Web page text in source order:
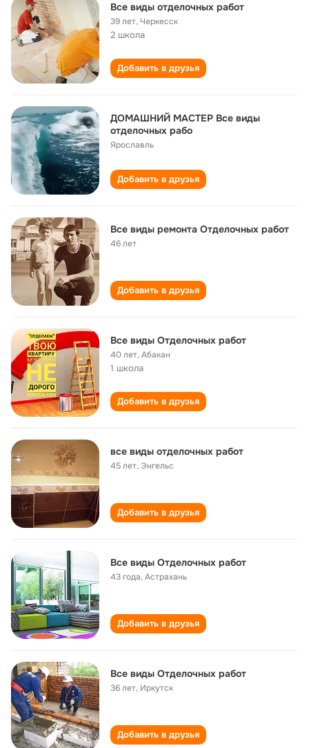
Все виды отделочных работ
39 лет,Черкесск
2 школа
Добавить в друзья
ДОМАШНИЙ МАСТЕР Все виды
отделочных рабо
Ярославль
Добавить в друзья
Все виды ремонта Отделочных работ
46 лет
Добавить в друзья
Все виды Отделочных работ
40 лет,Абакан
1 школа
Добавить в друзья
все виды отделочных работ
45 лет, Энгельс
Добавить в друзья
Все виды Отделочных работ
43 года,Астрахань
Добавить в друзья
Все виды Отделочных работ
36 лет, Иркутск
Добавить в друзья